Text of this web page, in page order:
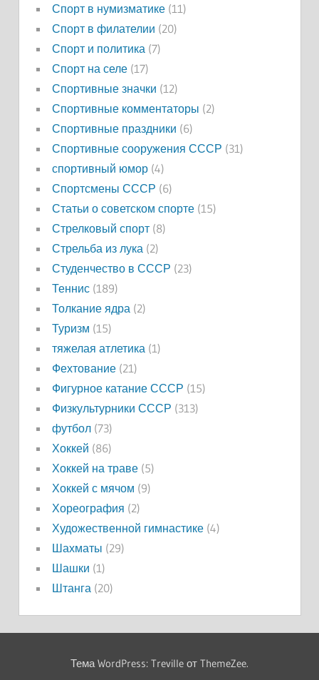
Спорт в нумизматике(11)
Спорт в филателии (20)
Спорт и политика (7)
Спорт на селе(17)
Спортивные значки (12)
Спортивные комментаторы (2)
Спортивные праздники (6)
Спортивные сооружения СССР (31)
спортивный юмор(4)
Спортсмены СССР (6)
Статьи о советском спорте(15)
Стрелковый спорт(8)
Стрельба из лука (2)
Студенчество в СССР (23)
Теннис(189)
Толкание ядра (2)
Туризм (15)
тяжелая атлетика (1)
Фехтование(21)
Фигурное катание СССР (15)
Физкультурники СССР (313)
футбол(73)
Хоккей (86)
Хоккей на траве(5)
Хоккей с мячом (9)
Хореография (2)
Художественной гимнастике(4)
Шахматы (29)
Шашки (1)
Штанга (20)
Тема WordPress: Treville от ThemeZee.